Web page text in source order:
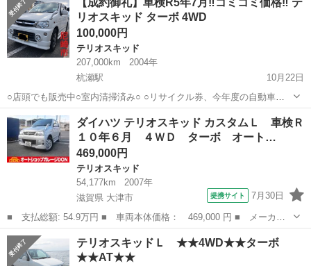
す！ エンジンオイル、オイルフィルター交換済み！ 2WD ラジエター
新品交換済み！ ...
【成約御礼】車検R5年7月‼️コミコミ価格‼️ テ
リオスキッド ターボ 4WD
100,000円
テリオスキッド
207,000km
2004年
杭瀬駅
10月22日
○店頭でも販売中○室内清掃済み○ ○リサイクル券、今年度の自動車税
込み価格○ ◆車両◆ ダイハツ テリオスキッド グレード L FR ICターボ
AT 4WD タイミングベルト 初度2004年 H16年7月 型式...
兵庫 尼崎市 杭瀬駅 テリオスキッド 令和5年
ダイハツ テリオスキッド カスタムＬ 車検Ｒ
１０年６月 ４ＷＤ ターボ オート…
469,000円
テリオスキッド
54,177km
2007年
滋賀県 大津市
提携サイト 7月30日
■ 支払総額: 54.9万円 ■ 車両本体価格： 469,000 円 ■ メーカー
名： ダイハツ ■ 車種名： テリオスキッド ■ グレード名： カ
スタムＬ 車検Ｒ１０年６月 ４ＷＤ ターボ オートライト キー
レス 電格ミ...
滋賀 テリオスキッド
テリオスキッドＬ ★★4WD★★ターボ
★★AT★★